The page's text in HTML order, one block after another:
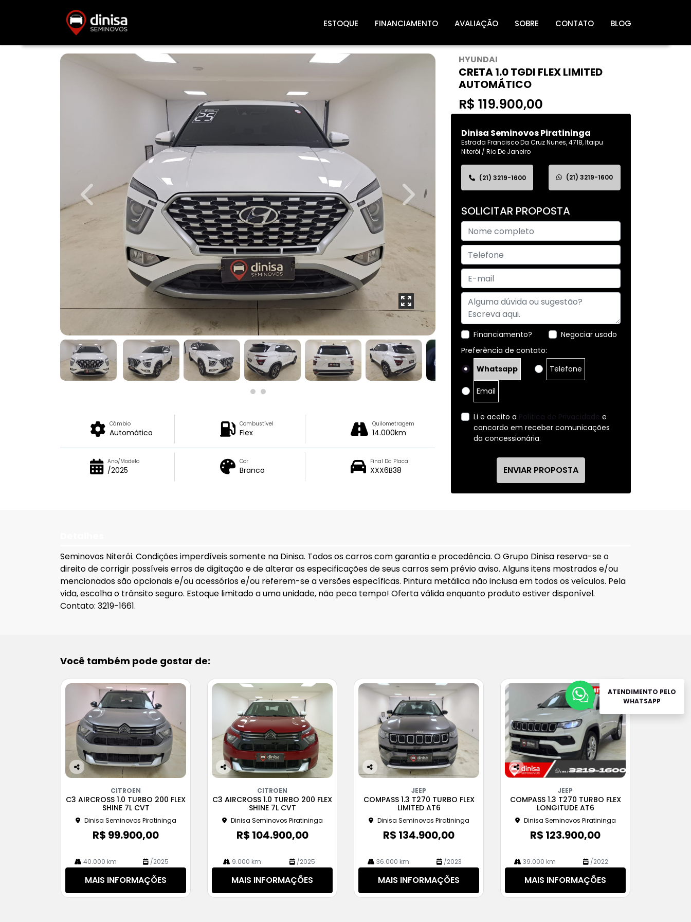
ESTOQUE FINANCIAMENTO AVALIAÇÃO SOBRE CONTATO BLOG
HYUNDAI
CRETA 1.0 TGDI FLEX LIMITED
AUTOMÁTICO
R$ 119.900,00
Dinisa Seminovos Piratininga
Estrada Francisco Da Cruz Nunes, 4718, Itaipu
Niterói / Rio De Janeiro
(21) 3219-1600 (21) 3219-1600
SOLICITAR PROPOSTA
Financiamento?
Negociar usado
Preferência de contato:
Whatsapp
Telefone
Email
Li e aceito a Política de Privacidade e
concordo em receber comunicações
da concessionária.
ENVIAR PROPOSTA
Previous Next
Câmbio
Automático
Combustível
Flex
Quilometragem
14.000km
Ano/Modelo
/2025
Cor
Branco
Final Da Placa
XXX6B38
Seminovos Niterói. Condições imperdíveis somente na Dinisa. Todos os carros com garantia e procedência. O Grupo Dinisa reserva-se o
direito de corrigir possíveis erros de digitação e de alterar as especificações de seus carros sem prévio aviso. Alguns itens mostrados e/ou
mencionados são opcionais e/ou acessórios e/ou referem-se a versões específicas. Pintura metálica não inclusa em todos os veículos. Pela
vida, escolha o trânsito seguro. Estoque limitado a uma unidade, não peca tempo! Oferta válida enquanto produto estiver disponível.
Contato: 3219-1661.
Você também pode gostar de:
Co
pa
rtil
CITROEN
C3 AIRCROSS 1.0 TURBO 200 FLEX
SHINE 7L CVT
Dinisa Seminovos Piratininga
R$ 99.900,00
40.000 km /2025
MAIS INFORMAÇÕES
Co
pa
rtil
CITROEN
C3 AIRCROSS 1.0 TURBO 200 FLEX
SHINE 7L CVT
Dinisa Seminovos Piratininga
R$ 104.900,00
9.000 km /2025
MAIS INFORMAÇÕES
Co
rtil
JEEP
COMPASS 1.3 T270 TURBO FLEX
LIMITED AT6
Dinisa Seminovos Piratininga
R$ 134.900,00
36.000 km /2023
MAIS INFORMAÇÕES
Co
rtil
JEEP
COMPASS 1.3 T270 TURBO FLEX
LONGITUDE AT6
Dinisa Seminovos Piratininga
R$ 123.900,00
39.000 km /2022
MAIS INFORMAÇÕES
ATENDIMENTO PELO
WHATSAPP